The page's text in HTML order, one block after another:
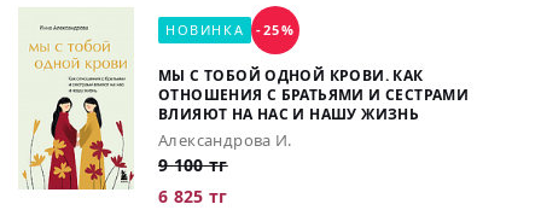
НОВИНКА -25%
МЫ С ТОБОЙ ОДНОЙ КРОВИ. КАК
ОТНОШЕНИЯ С БРАТЬЯМИ И СЕСТРАМИ
ВЛИЯЮТ НА НАС И НАШУ ЖИЗНЬ
Александрова И.
9 100 тг
6 825 тг